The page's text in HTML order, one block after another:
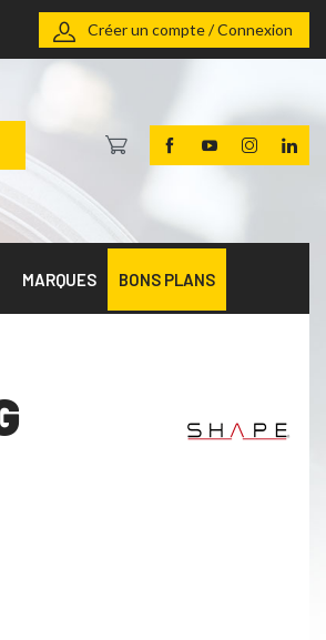
Créer un compte / Connexion
MARQUES BONS PLANS